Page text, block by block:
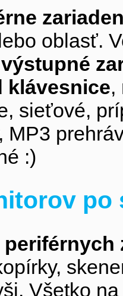
oblasť.
klávesnice,
sieťové,
MP3
:)
periférnych
Všetko